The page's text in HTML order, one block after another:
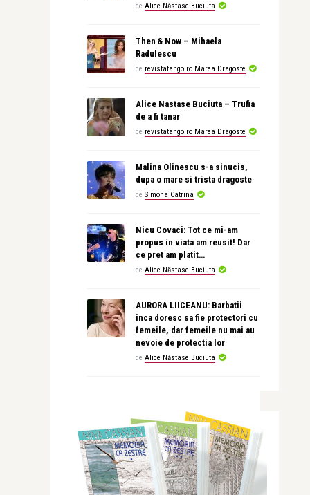
de Alice Năstase Buciuta
Then & Now – Mihaela
Radulescu
de revistatango.ro Marea Dragoste
Alice Nastase Buciuta – Trufia
de a fi tanar
de revistatango.ro Marea Dragoste
Malina Olinescu s-a sinucis,
dupa o mare si trista dragoste
de Simona Catrina
Nicu Covaci: Tot ce mi-am
propus in viata am reusit! Dar
ce pret am platit…
de Alice Năstase Buciuta
AURORA LIICEANU: Barbatii
inca doresc sa fie protectori cu
femeile, dar femeile nu mai au
nevoie de protectia lor
de Alice Năstase Buciuta